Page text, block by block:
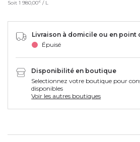
Soit 1 980,00€ / L
Livraison à domicile ou en point
Épuisé
Disponibilité en boutique
Selectionnez votre boutique pour
disponibles
Voir les autres boutiques